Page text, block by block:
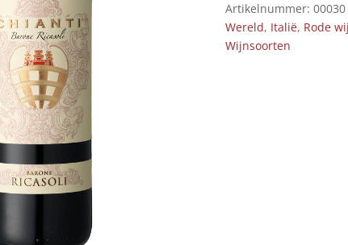
Artikelnummer:00030
Wereld, Italië, Rode
Wijnsoorten